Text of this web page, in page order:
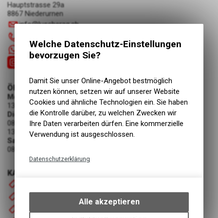
Hauptstrasse 29a
8867 Niederurnen
info@luscherag.ch
+41 55 6103131
KATEGORIEN
Motorrad
ÖFFNUNGSZEITEN
Montag
13:30 - 18:00 Uhr
Dienstag - Freitag
08:00 - 12:00 Uhr
13:30 - 18:00 Uhr
Samstag
08:00 - 12:00 Uhr
Welche Datenschutz-Einstellungen
bevorzugen Sie?
Damit Sie unser Online-Angebot bestmöglich
nutzen können, setzen wir auf unserer Website
Cookies und ähnliche Technologien ein. Sie haben
die Kontrolle darüber, zu welchen Zwecken wir
Ihre Daten verarbeiten dürfen. Eine kommerzielle
Verwendung ist ausgeschlossen.
Datenschutzerklärung
bestimmte Interaktionen und
Einstellungen auf Ihrem Gerät,
Alle akzeptieren